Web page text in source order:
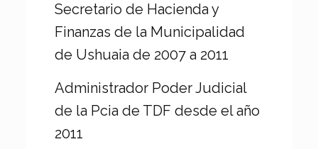
Secretario de Hacienda y
Finanzas de la Municipalidad
de Ushuaia de 2007 a 2011
Administrador Poder Judicial
de la Pcia de TDF desde el año
2011